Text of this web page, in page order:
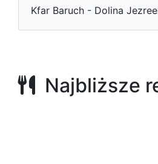
Kfar Baruch - Dolina
Najbliższe